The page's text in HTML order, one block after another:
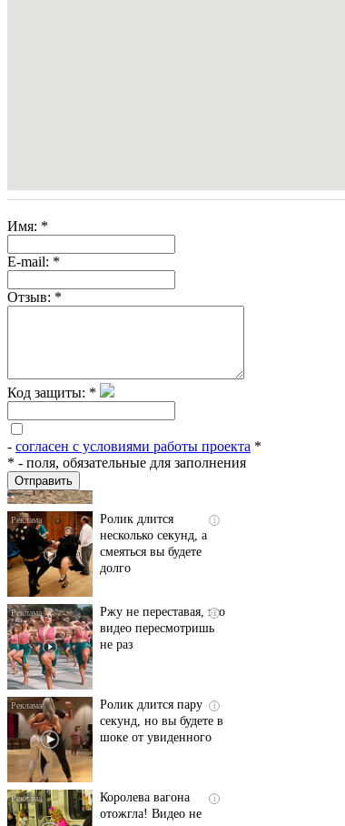
Имя: *
E-mail: *
Отзыв: *
Код защиты: *
- согласен с условиями работы проекта *
* - поля, обязательные для заполнения
Скрытая камера на
пляже Крыма: Что
их не видят...
несколько секунд, а
смеяться вы будете
долго
видео пересмотришь
не раз
секунд, но вы будете в
шоке от увиденного
отожгла! Видео не
оставит равнодушным